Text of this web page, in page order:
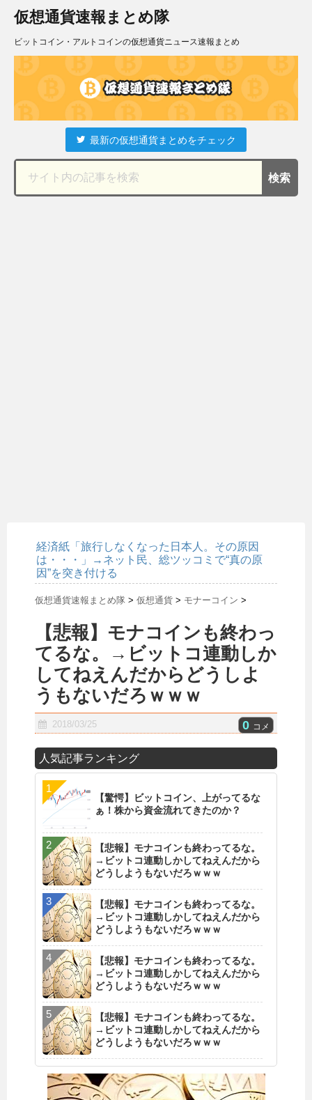
仮想通貨速報まとめ隊
ビットコイン・アルトコインの仮想通貨ニュース速報まとめ
最新の仮想通貨まとめをチェック
経済紙「旅行しなくなった日本人。その原因
は・・・」→ネット民、総ツッコミで“真の原
因”を突き付ける
仮想通貨速報まとめ隊 > 仮想通貨 > モナーコイン >
【悲報】モナコインも終わっ
てるな。→ビットコ連動しか
してねえんだからどうしよ
うもないだろｗｗｗ
2018/03/25 0 コメ
人気記事ランキング
【驚愕】ビットコイン、上がってるな
ぁ！株から資金流れてきたのか？
【悲報】モナコインも終わってるな。
→ビットコ連動しかしてねえんだから
どうしようもないだろｗｗｗ
【悲報】モナコインも終わってるな。
→ビットコ連動しかしてねえんだから
どうしようもないだろｗｗｗ
【悲報】モナコインも終わってるな。
→ビットコ連動しかしてねえんだから
どうしようもないだろｗｗｗ
【悲報】モナコインも終わってるな。
→ビットコ連動しかしてねえんだから
どうしようもないだろｗｗｗ